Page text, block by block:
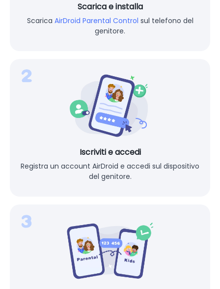
Scarica e installa
Scarica AirDroid Parental Control sul telefono del
genitore.
Iscriviti e accedi
Registra un account AirDroid e accedi sul dispositivo
del genitore.